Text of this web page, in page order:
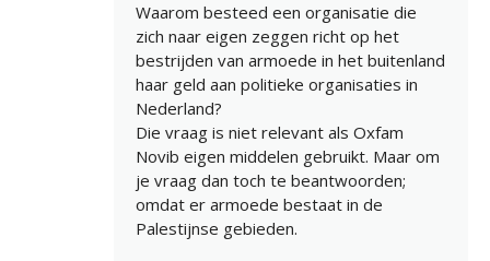
Waarom besteed een organisatie die
zich naar eigen zeggen richt op het
bestrijden van armoede in het buitenland
haar geld aan politieke organisaties in
Nederland?
Die vraag is niet relevant als Oxfam
Novib eigen middelen gebruikt. Maar om
je vraag dan toch te beantwoorden;
omdat er armoede bestaat in de
Palestijnse gebieden.